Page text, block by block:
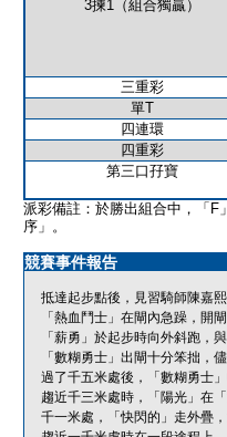
3揀1（組合獨贏）
三重彩
單T
四連環
四重彩
第三口孖寶
派彩備註：於勝出組合中，「F
序」。
競賽事件報告
抵達起步點後，見習騎師陳嘉
「熱血鬥士」在閘內急躁，開
「薪勇」於起步時向外斜跑，
「數糊勇士」出閘十分笨拙，
過了千五米處後，「數糊勇士
趨近千三米處時，「陽光」在
千一米處，「快閃的」走外疊，